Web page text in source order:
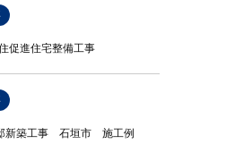
促進住宅整備工事
新築工事 石垣市 施工例